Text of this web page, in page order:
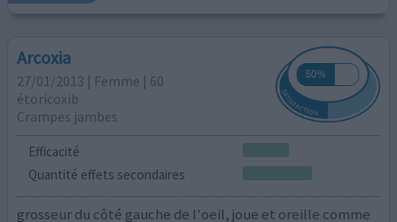
Arcoxia
27/01/2013 | Femme | 60
étoricoxib
Crampes jambes
Efficacité
Quantité effets secondaires
grosseur du côté gauche de l'oeil, joue et oreille comme